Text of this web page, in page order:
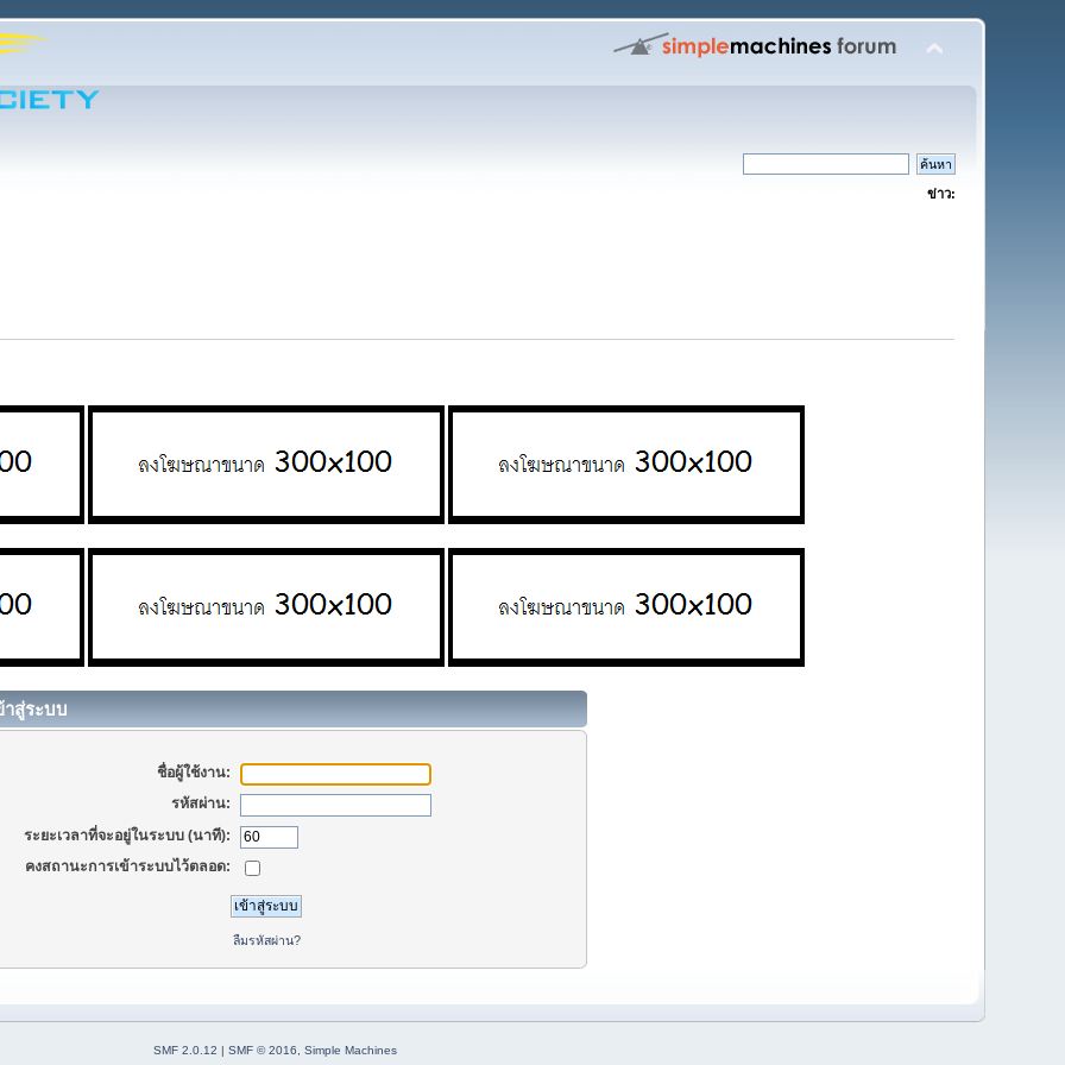
ข่าว:
สู่ระบบ
ชื่อผู้ใช้งาน:
รหัสผ่าน:
ระยะเวลาที่จะอยู่ในระบบ (นาที):
คงสถานะการเข้าระบบไว้ตลอด:
ลืมรหัสผ่าน?
SMF 2.0.12 SMF © 2016, Simple Machines